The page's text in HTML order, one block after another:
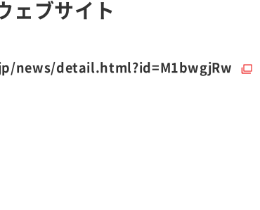
ェブサイト
news/detail.html?id=M1bwgjRw （